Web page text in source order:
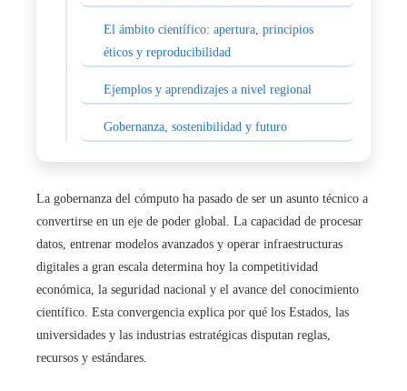
El ámbito científico: apertura, principios
éticos y reproducibilidad
Ejemplos y aprendizajes a nivel regional
Gobernanza, sostenibilidad y futuro
La gobernanza del cómputo ha pasado de ser un asunto técnico a
convertirse en un eje de poder global. La capacidad de procesar
datos, entrenar modelos avanzados y operar infraestructuras
digitales a gran escala determina hoy la competitividad
económica, la seguridad nacional y el avance del conocimiento
científico. Esta convergencia explica por qué los Estados, las
universidades y las industrias estratégicas disputan reglas,
recursos y estándares.